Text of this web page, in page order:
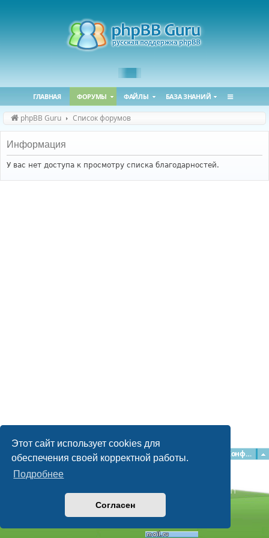
Этот сайт использует cookies для
обеспечения своей корректной работы.
Подробнее
Согласен
ГЛАВНАЯ ФОРУМЫ ФАЙЛЫ БАЗА ЗНАНИЙ
phpBB Guru Список форумов
Информация
У вас нет доступа к просмотру списка благодарностей.
Главная Форумы Конфиденциальность
Наша команда
Time: 0.051s| Peak Memory Usage: 2.16 МБ | GZIP: Off |
Queries: 11
© phpBB Guru, 2004—2026
Powered by
Style byArtodia